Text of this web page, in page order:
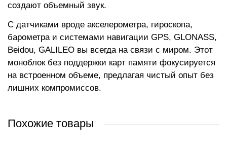
создают объемный звук.
С датчиками вроде акселерометра, гироскопа,
барометра и системами навигации GPS, GLONASS,
Beidou, GALILEO вы всегда на связи с миром. Этот
моноблок без поддержки карт памяти фокусируется
на встроенном объеме, предлагая чистый опыт без
лишних компромиссов.
Похожие товары